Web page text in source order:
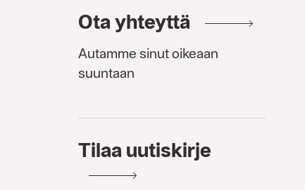
Ota yhteyttä
Autamme sinut oikeaan
suuntaan
Tilaa uutiskirje